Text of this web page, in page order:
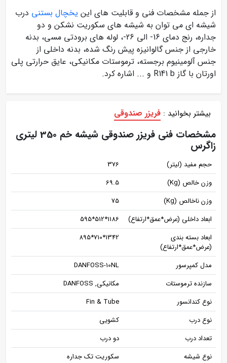
از جمله مشخصات فنی و قابلیت های این یخچال بستنی درب
شیشه ای می توان به شیشه های سکوریت نشکن و دو
جداره، رنج دمای 16- الی 26-، لوله های برودتی مسی، بدنه
خارجی از جنس گالوانیزه پیش رنگ شده، بدنه داخلی از
جنس آلومینیوم برجسته، ترموستات مکانیکی، عایق حرارتی پلی
اورتان با گاز R141 b و ... اشاره کرد.
بیشتر بخوانید : فریزر صندوقی
مشخصات فنی فریزر صندوقی شیشه خم 350 لیتری
زاگرس
حجم مفید (لیتر)
376
وزن خالص (Kg)
69.5
وزن ناخالص (Kg)
75
ابعاد داخلی (عرض*عمق*ارتفاع)
1186*512*595
ابعاد بسته بندی
(عرض*عمق*ارتفاع)
1342*710*895
مدل کمپرسور
DANFOSS-10NL
سازنده ترموستات
مکانیکی, DANFOSS
نوع کندانسور
Fin & Tube
نوع درب
کشویی
تعداد درب
دو درب
نوع شیشه
سکوریت تک جداره